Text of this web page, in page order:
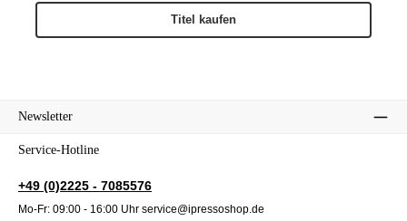
Titel kaufen
Newsletter
Service-Hotline
+49 (0)2225 - 7085576
Mo-Fr: 09:00 - 16:00 Uhr service@ipressoshop.de